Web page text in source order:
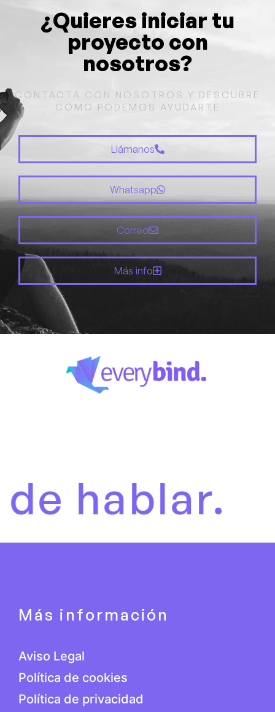
¿Quieres iniciar tu
proyecto con
nosotros?
CONTACTA CON NOSOTROS Y DESCUBRE
CÓMO PODEMOS AYUDARTE
Llámanos
Whatsapp
Correo
Más info
Es
Más información
Aviso Legal
Política de cookies
Política de privacidad